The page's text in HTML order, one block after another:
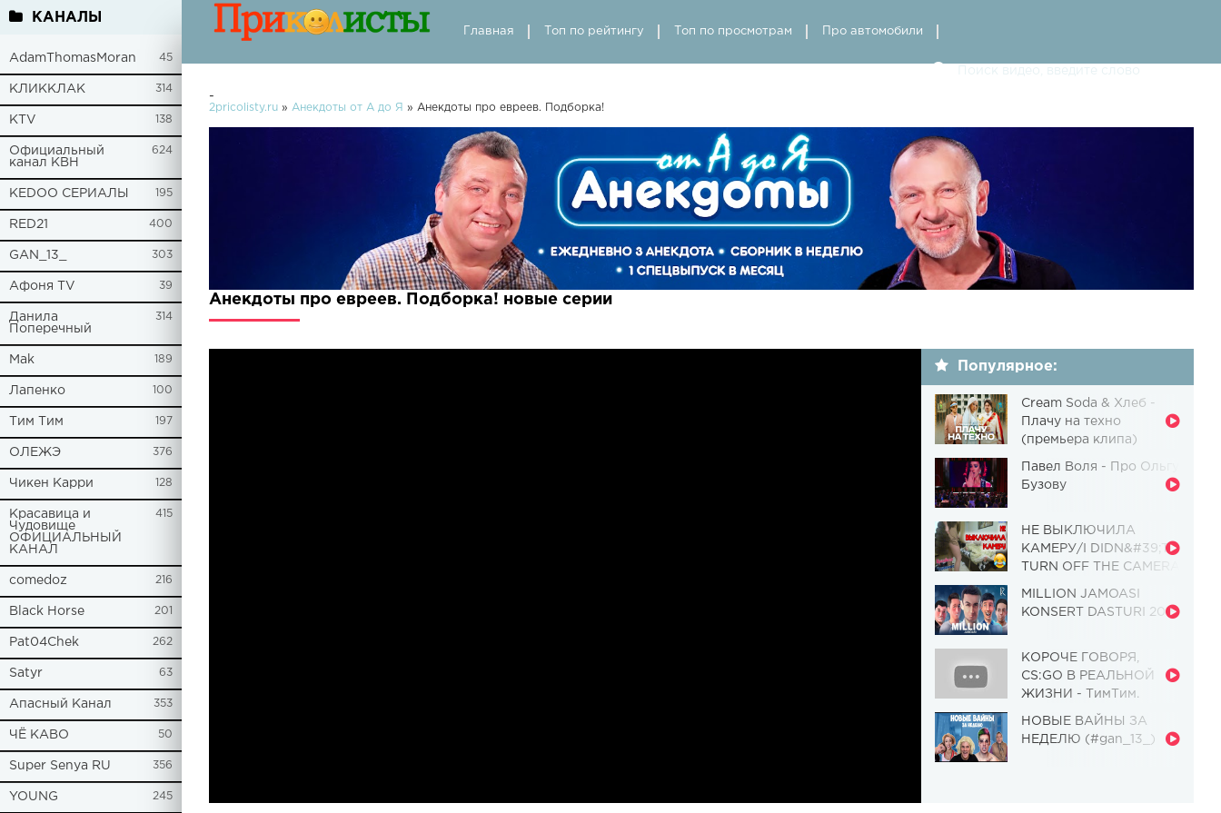
КАНАЛЫ
AdamThomasMoran 45
КЛИККЛАК 314
KTV 138
Официальный
канал КВН
624
KEDOO СЕРИАЛЫ 195
RED21 400
GAN_13_ 303
Афоня TV 39
Данила
Поперечный
314
Mak 189
Лапенко 100
Tим Тим 197
ОЛЕЖЭ 376
Чикен Карри 128
Красавица и
Чудовище
ОФИЦИАЛЬНЫЙ
КАНАЛ
415
comedoz 216
Black Horse 201
Pat04Chek 262
Satyr 63
Апасный Канал 353
ЧЁ КАВО 50
Super Senya RU 356
YOUNG 245
Главная Топ по рейтингу Топ по просмотрам Про автомобили
-
2pricolisty.ru » Анекдоты от А до Я » Анекдоты про евреев. Подборка!
Анекдоты про евреев. Подборка! новые серии
Популярное:
Cream Soda & Хлеб -
Плачу на техно
(премьера клипа)
Павел Воля - Про Ольгу
Бузову
НЕ ВЫКЛЮЧИЛА
КАМЕРУ/I DIDN&#39;T
TURN OFF THE CAMERA
Чудовище] (Выпуск 110)
MILLION JAMOASI
KONSERT DASTURI 2019
КОРОЧЕ ГОВОРЯ,
CS:GO В РЕАЛЬНОЙ
ЖИЗНИ - ТимТим.
НОВЫЕ ВАЙНЫ ЗА
НЕДЕЛЮ (#gan_13_)